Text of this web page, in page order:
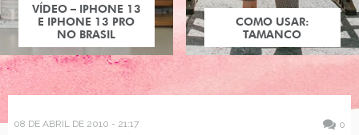
VÍDEO – IPHONE 13
E IPHONE 13 PRO
NO BRASIL
COMO USAR:
TAMANCO
08 DE ABRIL DE 2010 - 21:17 0